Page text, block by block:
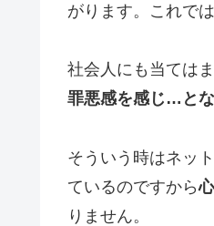
がります。これでは
社会人にも当てはま
罪悪感を感じ…と
そういう時はネッ
ているのですから
りません。